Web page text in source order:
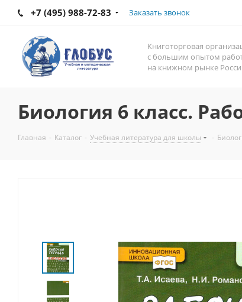
+7 (495) 988-72-83 Заказать звонок
Книготорговая
с большим опытом
на книжном рынке
Биология 6 класс.
Главная - Каталог - Учебная литература для школы -